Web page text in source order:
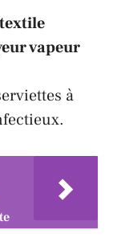
vapeur
à